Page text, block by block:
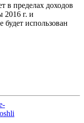
в пределах доходов
2016 г. и
использован